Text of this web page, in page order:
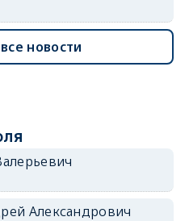
новости
Александрович